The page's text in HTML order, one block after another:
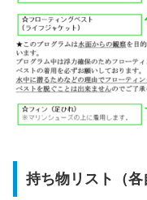
持ち物リスト（各